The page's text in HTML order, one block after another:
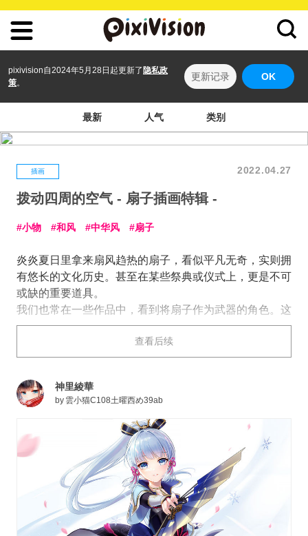
pixivision自2024年5月28日起更新了 隐私政
策。
更新记录 OK
最新 人气 类别
插画 2022.04.27
拨动四周的空气 - 扇子插画特辑 -
小物 和风 中华风 扇子
炎炎夏日里拿来扇风趋热的扇子，看似平凡无奇，实则拥
有悠长的文化历史。甚至在某些祭典或仪式上，更是不可
或缺的重要道具。
我们也常在一些作品中，看到将扇子作为武器的角色。这
类角色多半实力过人、心思缜密、运筹帷幄。即使面对艰
难的困境，也会轻轻地挥动手上的扇子，在徐风拂面之
际，游刃有余地思考出下一步的对策。
查看后续
神里綾華
by 雲小猫C108土曜西め39ab